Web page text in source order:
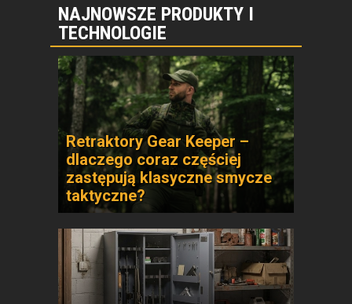
NAJNOWSZE PRODUKTY I
TECHNOLOGIE
Retraktory Gear Keeper –
dlaczego coraz częściej
zastępują klasyczne smycze
taktyczne?